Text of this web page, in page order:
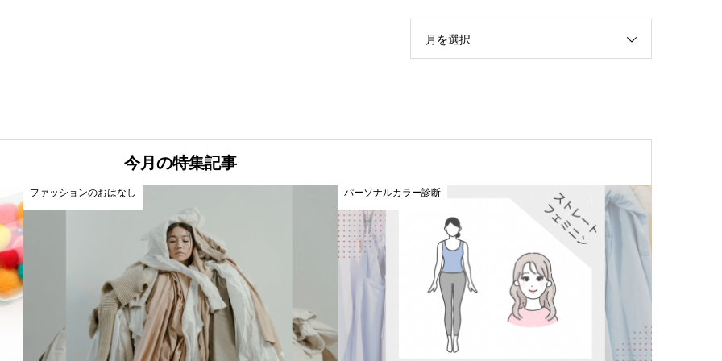
月を選択
今月の特集記事
ファッションのおはなし パーソナルカラー診断